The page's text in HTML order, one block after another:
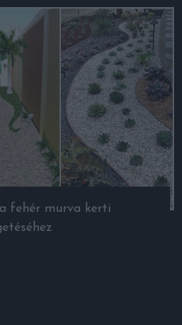
fehér murva kerti